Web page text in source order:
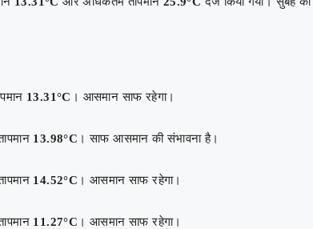
13.31°C । आसमान साफ रहेगा।
13.98°C । साफ आसमान की संभावना है।
14.52°C । आसमान साफ रहेगा।
11.27°C । आसमान साफ रहेगा।